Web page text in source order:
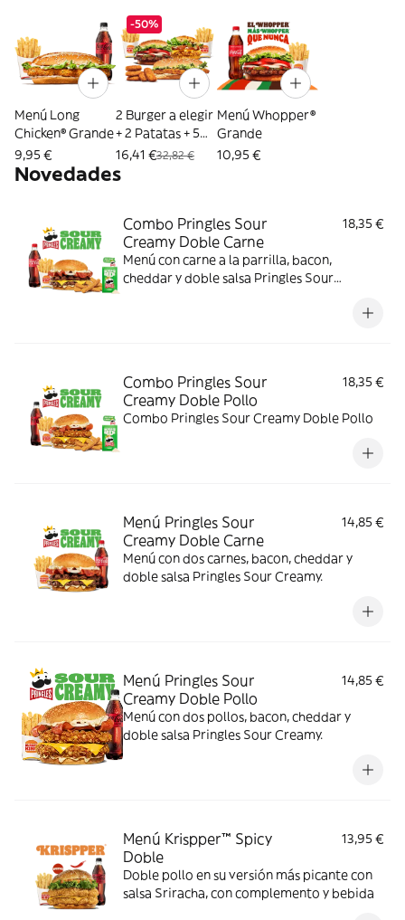
Menú Long
Chicken® Grande
9,95 €
-50%
2 Burger a elegir
+ 2 Patatas + 5
Nuggets
16,41 €32,82 €
Menú Whopper®
Grande
10,95 €
Novedades
Combo Pringles Sour
Creamy Doble Carne
18,35 €
Menú con carne a la parrilla, bacon,
cheddar y doble salsa Pringles Sour
Combo Pringles Sour
Creamy Doble Pollo
18,35 €
Combo Pringles Sour Creamy Doble Pollo
Menú Pringles Sour
Creamy Doble Carne
14,85 €
Menú con dos carnes, bacon, cheddar y
doble salsa Pringles Sour Creamy.
Menú Pringles Sour
Creamy Doble Pollo
14,85 €
Menú con dos pollos, bacon, cheddar y
doble salsa Pringles Sour Creamy.
Menú Krispper™ Spicy
Doble
13,95 €
Doble pollo en su versión más picante con
salsa Sriracha, con complemento y bebida